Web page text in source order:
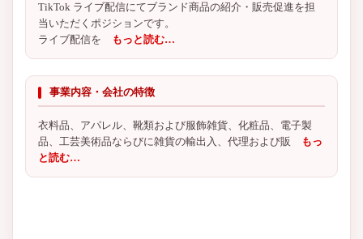
TikTok ライブ配信にてブランド商品の紹介・販売促進を担
当いただくポジションです。
ライブ配信を もっと読む…
事業内容・会社の特徴
衣料品、アパレル、靴類および服飾雑貨、化粧品、電子製
品、工芸美術品ならびに雑貨の輸出入、代理および販
もっ
と読む…